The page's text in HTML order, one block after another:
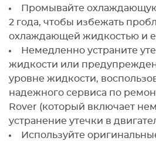
Промывайте
2 года, чтобы избежать
охлаждающей жидкостью и
Немедленно устраните
жидкости или
уровне жидкости,
надежного сервиса по
Rover (который включает
устранение утечки в
Используйте